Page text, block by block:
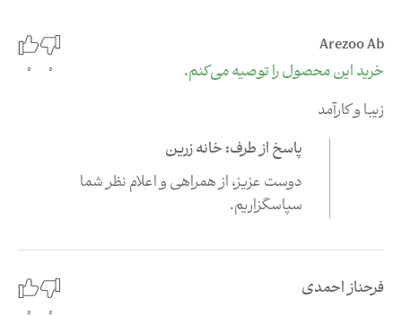
Arezoo Ab
خرید این محصول را توصیه می‌کنم.
0
0
زیبا و کارآمد
پاسخ از طرف: خانه زرین
دوست عزیز،‌ از همراهی و اعلام نظر شما
سپاسگزاریم.
فرحناز احمدی
0
0